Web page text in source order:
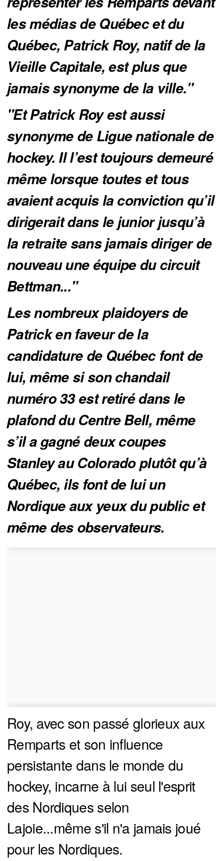
les médias de Québec et du
Québec, Patrick Roy, natif de la
Vieille Capitale, est plus que
jamais synonyme de la ville."
"Et Patrick Roy est aussi
synonyme de Ligue nationale de
hockey. Il l’est toujours demeuré
même lorsque toutes et tous
avaient acquis la conviction qu’il
dirigerait dans le junior jusqu’à
la retraite sans jamais diriger de
nouveau une équipe du circuit
Bettman..."
Les nombreux plaidoyers de
Patrick en faveur de la
candidature de Québec font de
lui, même si son chandail
numéro 33 est retiré dans le
plafond du Centre Bell, même
s’il a gagné deux coupes
Stanley au Colorado plutôt qu’à
Québec, ils font de lui un
Nordique aux yeux du public et
même des observateurs.
Roy, avec son passé glorieux aux
Remparts et son influence
persistante dans le monde du
hockey, incarne à lui seul l'esprit
des Nordiques selon
Lajoie...même s'il n'a jamais joué
pour les Nordiques.